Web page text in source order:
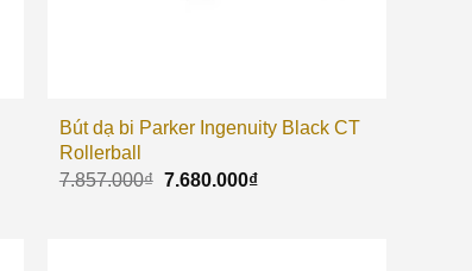
Bút dạ bi Parker Ingenuity Black CT
Rollerball
7.857.000₫ 7.680.000₫